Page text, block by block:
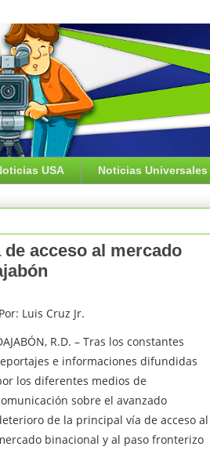
USA Noticias Universales
acceso al mercado
Por: Luis Cruz Jr.
R.D. – Tras los constantes
e informaciones difundidas
los diferentes medios de
sobre el avanzado
de la principal vía de acceso al
binacional y al paso fronterizo